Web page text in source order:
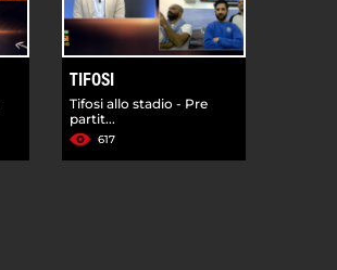
TIFOSI
Tifosi allo stadio - Pre
partit...
617